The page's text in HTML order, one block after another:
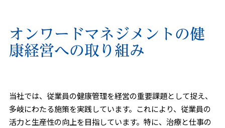
オンワードマネジメントの健
康経営への取り組み
当社では、従業員の健康管理を経営の重要課題として捉え、
多岐にわたる施策を実践しています。これにより、従業員の
活力と生産性の向上を目指しています。特に、治療と仕事の